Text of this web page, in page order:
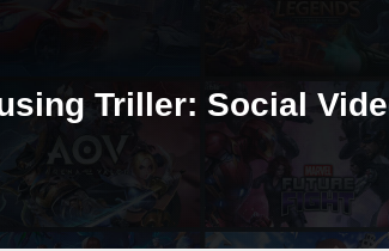
Triller: Social